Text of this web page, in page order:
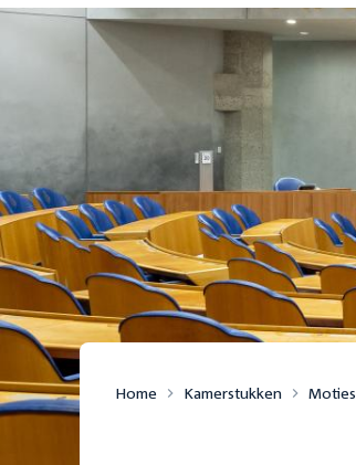
Home Kamerstukken Moties